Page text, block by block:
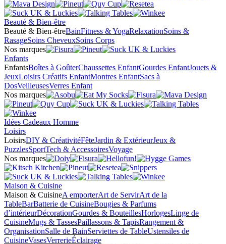
Beauté & Bien-être
Beauté & Bien-êtreBainFitness & YogaRelaxationSoins &
RasageSoins CheveuxSoins Corps
Nos marques
Enfants
EnfantsBoîtes à GoûterChaussettes EnfantGourdes EnfantJouets &
JeuxLoisirs Créatifs EnfantMontres EnfantSacs à
DosVeilleusesVerres Enfant
Nos marques
Idées Cadeaux Homme
Loisirs
LoisirsDIY & CréativitéFêteJardin & ExtérieurJeux &
PuzzlesSportTech & AccessoiresVoyage
Nos marques
Maison & Cuisine
Maison & CuisineA emporterArt de ServirArt de la
TableBarBatterie de CuisineBougies & Parfums
d’intérieurDécorationGourdes & BouteillesHorlogesLinge de
CuisineMugs & TassesPaillassons & TapisRangement &
OrganisationSalle de BainServiettes de TableUstensiles de
CuisineVasesVerrerieÉclairage